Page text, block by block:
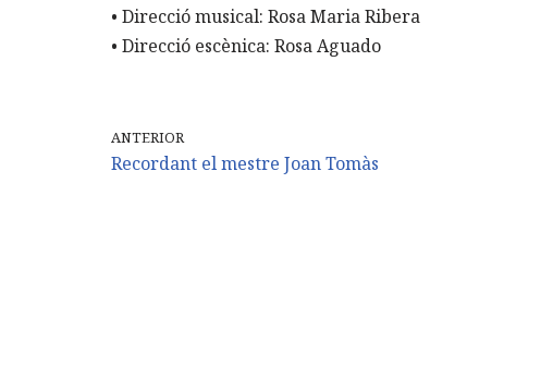
• Direcció musical: Rosa Maria Ribera
• Direcció escènica: Rosa Aguado
ANTERIOR
Recordant el mestre Joan Tomàs